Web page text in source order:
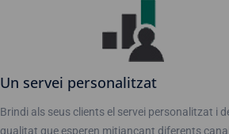
Un servei personalitzat
Brindi als seus clients el servei personalitzat i
qualitat que esperen mitjançant diferents